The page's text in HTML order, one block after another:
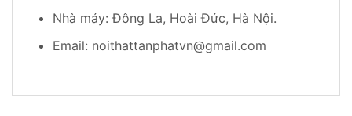
Nhà máy: Đông La, Hoài Đức, Hà Nội.
Email: noithattanphatvn@gmail.com